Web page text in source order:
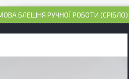
БЛЕШНЯ РУЧНОЇ РОБОТИ (СРІБЛО)